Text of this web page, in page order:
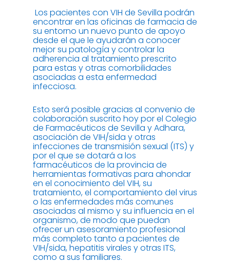
Los pacientes con VIH de Sevilla podrán
encontrar en las oficinas de farmacia de
su entorno un nuevo punto de apoyo
desde el que le ayudarán a conocer
mejor su patología y controlar la
adherencia al tratamiento prescrito
para estas y otras comorbilidades
asociadas a esta enfermedad
infecciosa.
Esto será posible gracias al convenio de
colaboración suscrito hoy por el Colegio
de Farmacéuticos de Sevilla y Adhara,
asociación de VIH/sida y otras
infecciones de transmisión sexual (ITS) y
por el que se dotará a los
farmacéuticos de la provincia de
herramientas formativas para ahondar
en el conocimiento del VIH, su
tratamiento, el comportamiento del virus
o las enfermedades más comunes
asociadas al mismo y su influencia en el
organismo, de modo que puedan
ofrecer un asesoramiento profesional
más completo tanto a pacientes de
VIH/sida, hepatitis virales y otras ITS,
como a sus familiares.